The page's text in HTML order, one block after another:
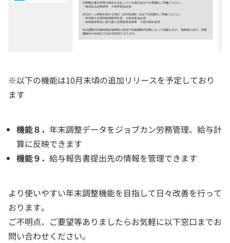
※以下の機能は10月末頃の追加リリースを予定しており
ます
機能８． 年末調整データをジョブカン労務管理、給与計
算に反映できます
機能９． 給与報告書提出先の情報を管理できます
より使いやすい年末調整機能を目指して日々改善を行って
おります。
ご不明点、ご要望等ありましたらお気軽に以下窓口までお
問い合わせください。